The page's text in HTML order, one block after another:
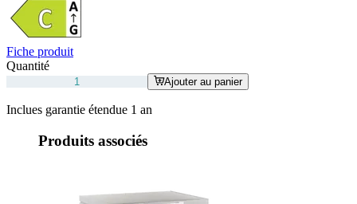
Fiche produit
Quantité
Ajouter au panier
Inclues garantie étendue 1 an
Produits associés